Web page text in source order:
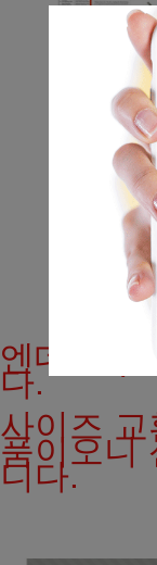
엔데버 (
다.
사이즈
품이오니
니다.